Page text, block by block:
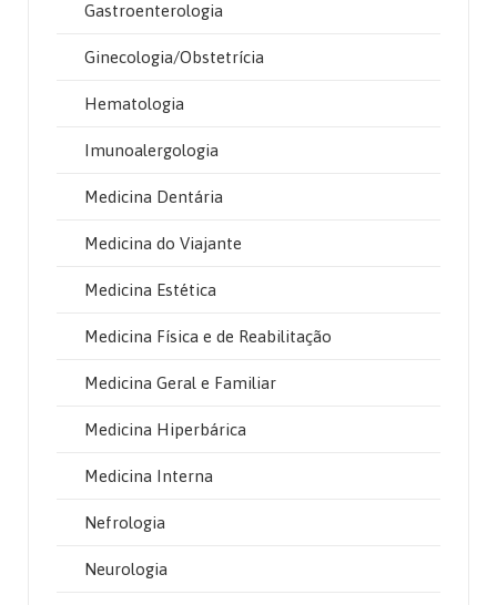
Gastroenterologia
Ginecologia/Obstetrícia
Hematologia
Imunoalergologia
Medicina Dentária
Medicina do Viajante
Medicina Estética
Medicina Física e de Reabilitação
Medicina Geral e Familiar
Medicina Hiperbárica
Medicina Interna
Nefrologia
Neurologia